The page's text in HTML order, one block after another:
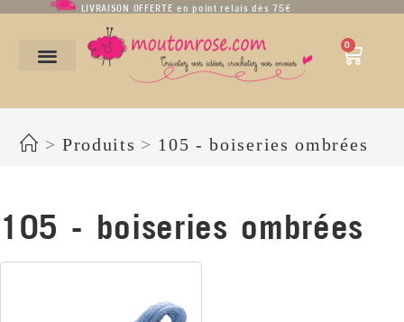
LIVRAISON OFFERTE en point relais dès 75€
0
> Produits > 105 - boiseries ombrées
105 - boiseries ombrées